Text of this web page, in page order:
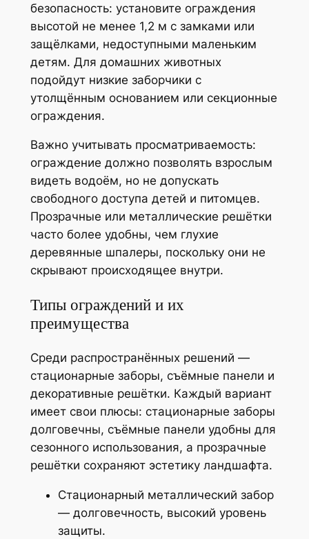
безопасность: установите ограждения
высотой не менее 1,2 м с замками или
защёлками, недоступными маленьким
детям. Для домашних животных
подойдут низкие заборчики с
утолщённым основанием или секционные
ограждения.
Важно учитывать просматриваемость:
ограждение должно позволять взрослым
видеть водоём, но не допускать
свободного доступа детей и питомцев.
Прозрачные или металлические решётки
часто более удобны, чем глухие
деревянные шпалеры, поскольку они не
скрывают происходящее внутри.
Типы ограждений и их
преимущества
Среди распространённых решений —
стационарные заборы, съёмные панели и
декоративные решётки. Каждый вариант
имеет свои плюсы: стационарные заборы
долговечны, съёмные панели удобны для
сезонного использования, а прозрачные
решётки сохраняют эстетику ландшафта.
Стационарный металлический забор
— долговечность, высокий уровень
защиты.